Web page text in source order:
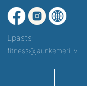
Epasts:
fitness@jaunkemeri.lv